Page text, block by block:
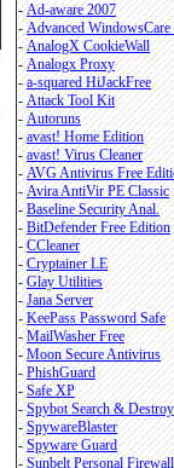
- Ad-aware 2007
- Advanced WindowsCare
- AnalogX CookieWall
- Analogx Proxy
- a-squared HiJackFree
- Attack Tool Kit
- Autoruns
- avast! Home Edition
- avast! Virus Cleaner
- AVG Antivirus Free
- Avira AntiVir PE Classic
- Baseline Security Anal.
- BitDefender Free Edition
- CCleaner
- Cryptainer LE
- Glay Utilities
- Jana Server
- KeePass Password Safe
- MailWasher Free
- Moon Secure Antivirus
- PhishGuard
- Safe XP
- Spybot Search & Destroy
- SpywareBlaster
- Spyware Guard
- Sunbelt Personal Firewall